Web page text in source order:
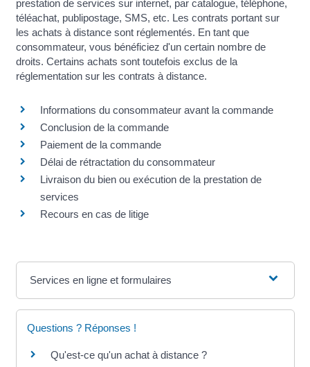
prestation de services sur internet, par catalogue, téléphone,
téléachat, publipostage, SMS, etc. Les contrats portant sur
les achats à distance sont réglementés. En tant que
consommateur, vous bénéficiez d'un certain nombre de
droits. Certains achats sont toutefois exclus de la
réglementation sur les contrats à distance.
Informations du consommateur avant la commande
Conclusion de la commande
Paiement de la commande
Délai de rétractation du consommateur
Livraison du bien ou exécution de la prestation de
services
Recours en cas de litige
Services en ligne et formulaires
Questions ? Réponses !
Qu'est-ce qu'un achat à distance ?